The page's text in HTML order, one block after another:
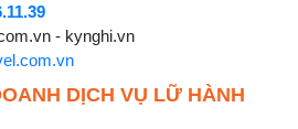
- kynghi.vn
DỊCH VỤ LỮ HÀNH